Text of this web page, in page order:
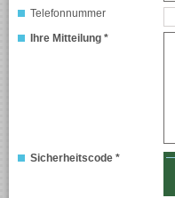
Telefonnummer
Ihre Mitteilung *
Sicherheitscode *